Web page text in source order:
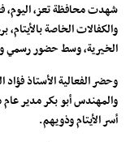
شهدت محافظة تعز، اليوم،
والكفالات الخاصة
الخيرية، وسط حضور رسمي
وحضر الفعالية الأستاذ
والمهندس أبو بكر مدير
أسر الأيتام وذويهم.